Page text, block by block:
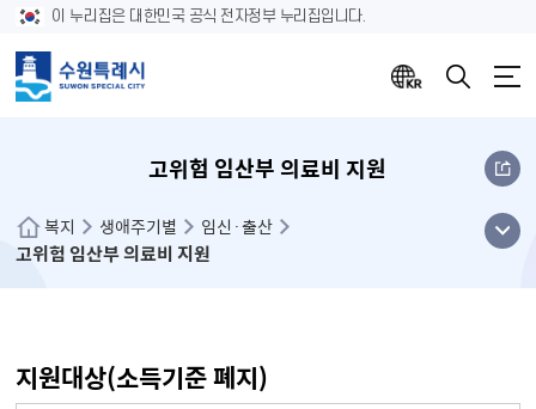
이 누리집은 대한민국 공식 전자정부 누리집입니다.
고위험 임산부 의료비 지원
복지 생애주기별 임신·출산
고위험 임산부 의료비 지원
메뉴
열기
지원대상(소득기준 폐지)